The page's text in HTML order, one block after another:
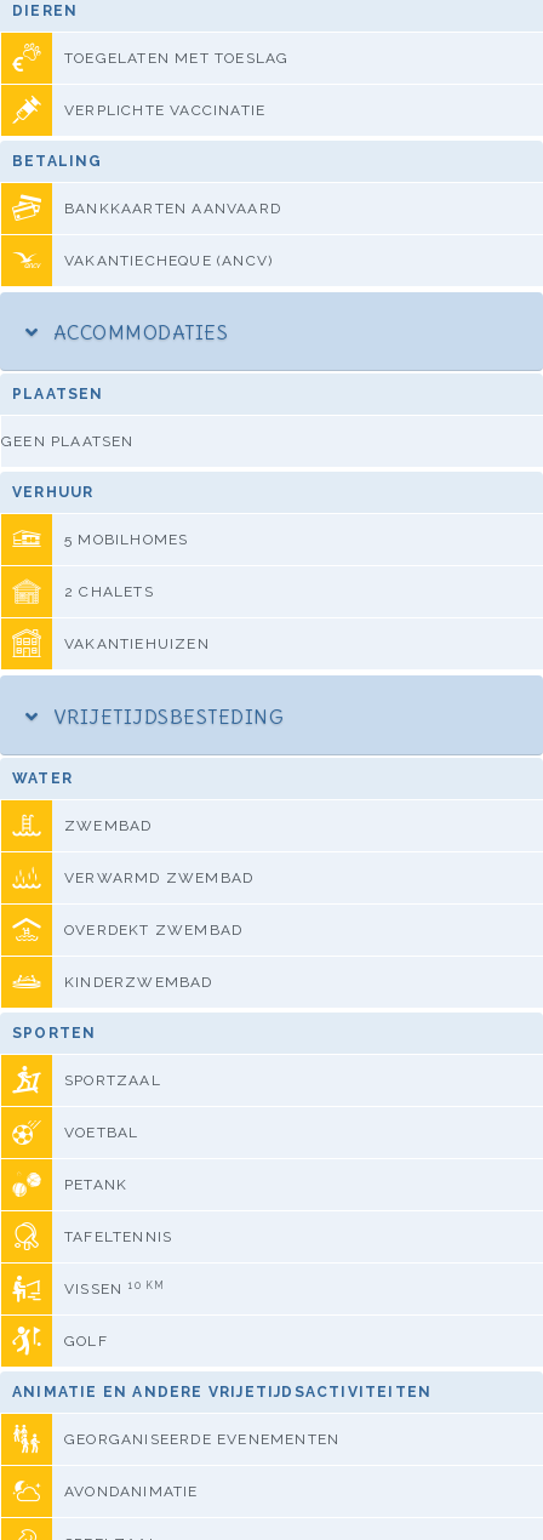
DIEREN
TOEGELATEN MET TOESLAG
VERPLICHTE VACCINATIE
BETALING
BANKKAARTEN AANVAARD
VAKANTIECHEQUE (ANCV)
ACCOMMODATIES
PLAATSEN
GEEN PLAATSEN
VERHUUR
5 MOBILHOMES
2 CHALETS
VAKANTIEHUIZEN
VRIJETIJDSBESTEDING
WATER
ZWEMBAD
VERWARMD ZWEMBAD
OVERDEKT ZWEMBAD
KINDERZWEMBAD
SPORTEN
SPORTZAAL
VOETBAL
PETANK
TAFELTENNIS
VISSEN 10 KM
GOLF
ANIMATIE EN ANDERE VRIJETIJDSACTIVITEITEN
GEORGANISEERDE EVENEMENTEN
AVONDANIMATIE